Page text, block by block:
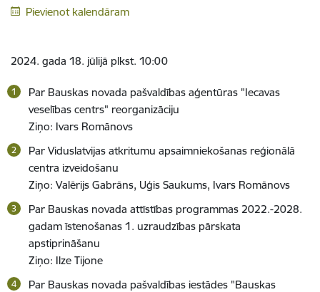
Pievienot kalendāram
2024. gada 18. jūlijā plkst. 10:00
Par Bauskas novada pašvaldības aģentūras "Iecavas
veselības centrs" reorganizāciju
Ziņo: Ivars Romānovs
Par Viduslatvijas atkritumu apsaimniekošanas reģionālā
centra izveidošanu
Ziņo: Valērijs Gabrāns, Uģis Saukums, Ivars Romānovs
Par Bauskas novada attīstības programmas 2022.-2028.
gadam īstenošanas 1. uzraudzības pārskata
apstiprināšanu
Ziņo: Ilze Tijone
Par Bauskas novada pašvaldības iestādes "Bauskas